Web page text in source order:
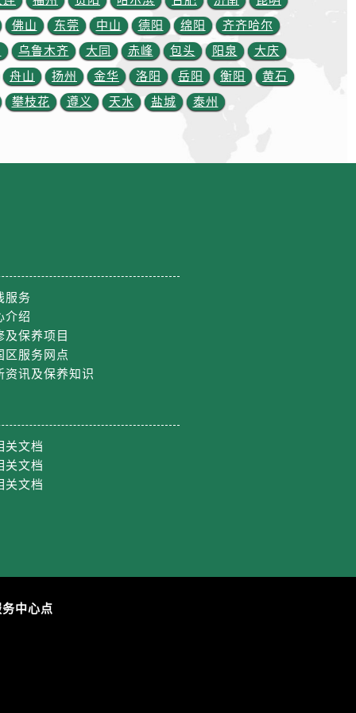
佛山
东莞 中山 德阳 绵阳
齐齐哈尔
乌鲁木齐 大同 赤峰 包头 阳泉
大庆
舟山
扬州 金华 洛阳 岳阳 衡阳
黄石
攀枝花
遵义 天水 盐城 泰州
服务
介绍
及保养项目
区服务网点
资讯及保养知识
关文档
关文档
关文档
中心点